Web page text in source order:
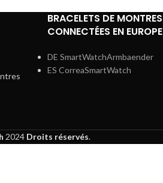
BRACELETS DE MONTRES
CONNECTÉES EN EUROPE
DE SmartWatchArmbaender
ES CorreaSmartWatch
2024 Droits réservés.